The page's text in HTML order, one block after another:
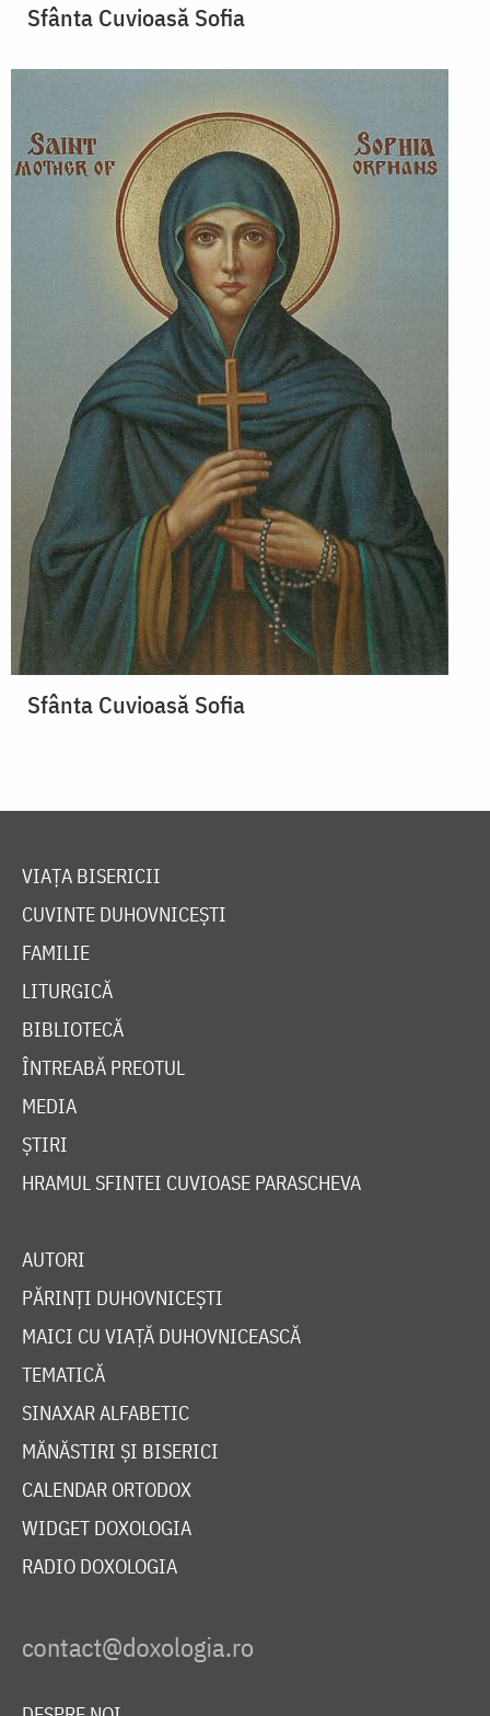
Sfânta Cuvioasă Sofia
Sfânta Cuvioasă Sofia
VIAȚA BISERICII
CUVINTE DUHOVNICEȘTI
FAMILIE
LITURGICĂ
BIBLIOTECĂ
ÎNTREABĂ PREOTUL
MEDIA
ȘTIRI
HRAMUL SFINTEI CUVIOASE PARASCHEVA
AUTORI
PĂRINȚI DUHOVNICEȘTI
MAICI CU VIAȚĂ DUHOVNICEASCĂ
TEMATICĂ
SINAXAR ALFABETIC
MĂNĂSTIRI ȘI BISERICI
CALENDAR ORTODOX
WIDGET DOXOLOGIA
RADIO DOXOLOGIA